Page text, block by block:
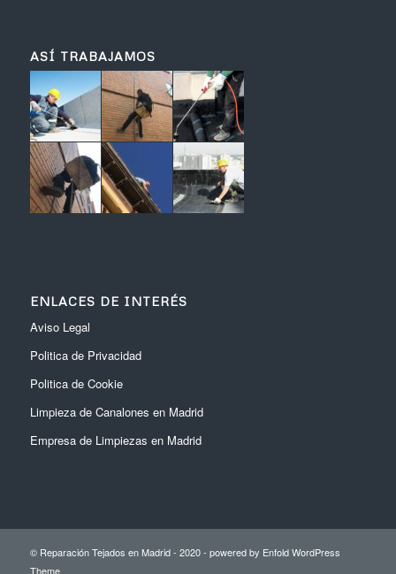
ASÍ TRABAJAMOS
ENLACES DE INTERÉS
Aviso Legal
Politica de Privacidad
Politica de Cookie
Limpieza de Canalones en Madrid
Empresa de Limpiezas en Madrid
© Reparación Tejados en Madrid - 2020 - powered by Enfold WordPress
Theme